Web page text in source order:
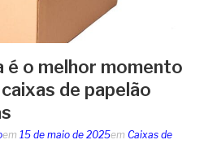
é o melhor momento
de papelão
em 15 de maio de 2025em Caixas de